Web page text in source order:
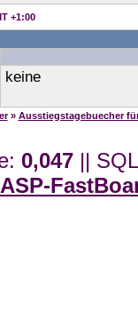
+1:00
keine
» Ausstiegstagebuecher
0,047||
ASP-